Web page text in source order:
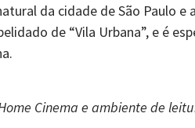
da cidade de São Paulo
de “Vila Urbana”, e é
Cinema e ambiente de